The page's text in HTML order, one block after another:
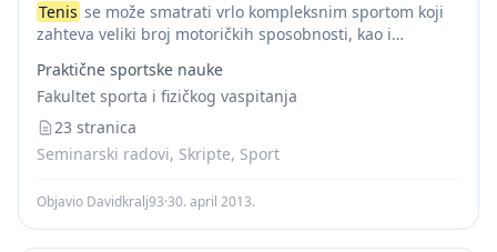
Tenis se može smatrati vrlo kompleksnim sportom koji
zahteva veliki broj motoričkih sposobnosti, kao i
samo neraskidivo povezane vode do uspeha.
kompleksna igra...
Praktične sportske nauke
Fakultet sporta i fizičkog vaspitanja
23 stranica
Seminarski radovi, Skripte, Sport
Objavio Davidkralj93·30. april 2013.